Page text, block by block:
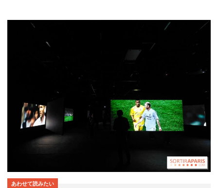
あわせて読みたい